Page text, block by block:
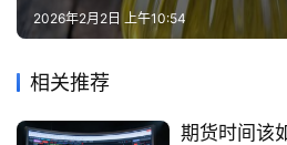
2026年2月2日 上午10:54
相关推荐
期货时间该